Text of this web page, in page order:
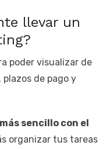
llevar un
poder visualizar de
de pago y
sencillo con el
organizar tus tareas